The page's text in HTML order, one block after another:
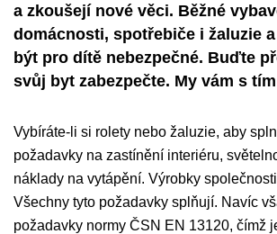
a zkoušejí nové věci. Běžné
domácnosti, spotřebiče i žaluzie
být pro dítě nebezpečné. Buďte
svůj byt zabezpečte. My vám s
Vybíráte-li si rolety nebo žaluzie, aby
požadavky na zastínění interiéru,
náklady na vytápění. Výrobky
Všechny tyto požadavky splňují. Navíc
požadavky normy ČSN EN 13120, čímž